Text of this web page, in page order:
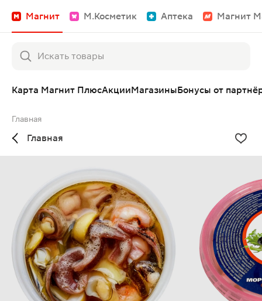
Магнит М.Косметик Аптека Магнит
Карта Магнит ПлюсАкцииМагазиныБонусы от
Главная
Главная